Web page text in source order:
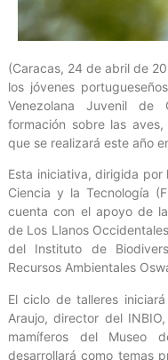
(Caracas, 24 de abril de
los jóvenes
Venezolana Juvenil de
formación sobre las
que se realizará este año
Esta iniciativa, dirigida por
Ciencia y la Tecnología
cuenta con el apoyo de
de Los Llanos
del Instituto de
Recursos Ambientales
El ciclo de talleres
Araujo, director del
mamíferos del Museo
desarrollará como temas